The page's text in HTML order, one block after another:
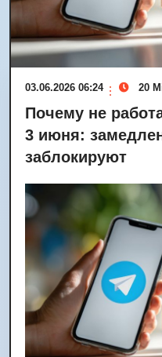
03.06.2026 06:24 20
Почему не
3 июня:
заблокируют